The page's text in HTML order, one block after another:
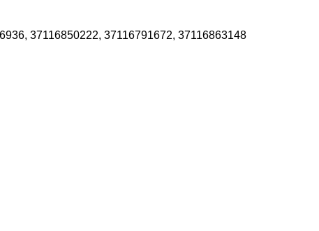
37116850222, 37116791672, 37116863148